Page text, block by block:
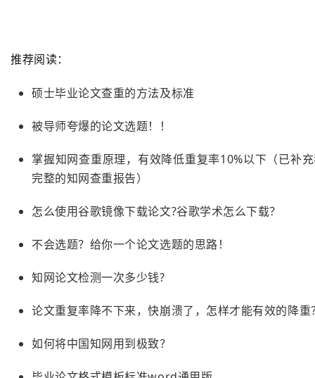
推荐阅读：
硕士毕业论文查重的方法及标准
被导师夸爆的论文选题！！
掌握知网查重原理，有效降低重复率10%以下（已补
完整的知网查重报告）
怎么使用谷歌镜像下载论文?谷歌学术怎么下载？
不会选题？给你一个论文选题的思路！
知网论文检测一次多少钱?
论文重复率降不下来，快崩溃了，怎样才能有效的降重
如何将中国知网用到极致？